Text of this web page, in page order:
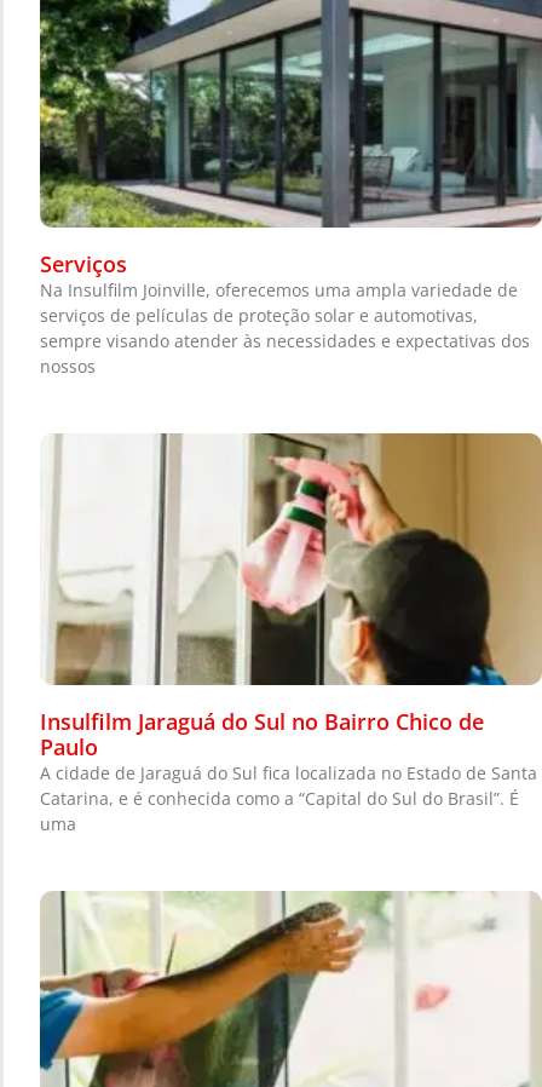
Serviços
Na Insulfilm Joinville, oferecemos uma ampla variedade de
serviços de películas de proteção solar e automotivas,
sempre visando atender às necessidades e expectativas dos
nossos
Insulfilm Jaraguá do Sul no Bairro Chico de
Paulo
A cidade de Jaraguá do Sul fica localizada no Estado de Santa
Catarina, e é conhecida como a “Capital do Sul do Brasil”. É
uma